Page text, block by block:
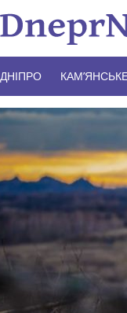
ДНІПРО